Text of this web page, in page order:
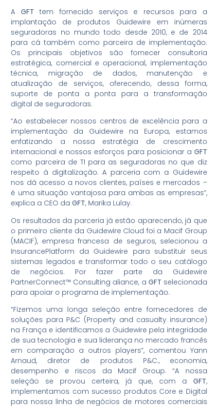
A GFT tem fornecido serviços e recursos para a
implantação de produtos Guidewire em inúmeras
seguradoras no mundo todo desde 2010, e de 2014
para cá também como parceira de implementação.
Os principais objetivos são fornecer consultoria
estratégica, comercial e operacional, implementação
técnica, migração de dados, manutenção e
atualização de serviços, oferecendo, dessa forma,
suporte de ponta a ponta para a transformação
digital de seguradoras.
“Ao estabelecer nossos centros de excelência para a
implementação da Guidewire na Europa, estamos
enfatizando a nossa estratégia de crescimento
internacional e nossos esforços para posicionar a GFT
como parceira de TI para as seguradoras no que diz
respeito à digitalização. A parceria com a Guidewire
nos dá acesso a novos clientes, países e mercados –
é uma situação vantajosa para ambas as empresas”,
explica a CEO daGFT, Marika Lulay.
Os resultados da parceria já estão aparecendo, já que
o primeiro cliente da Guidewire Cloud foi a Macif Group
(MACIF), empresa francesa de seguros, selecionou a
InsurancePlatform da Guidewire para substituir seus
sistemas legados e transformar todo o seu catálogo
de negócios. Por fazer parte da Guidewire
PartnerConnect™ Consulting aliance, a GFT selecionada
para apoiar o programa de implementação.
“Fizemos uma longa seleção entre fornecedores de
soluções para P&C (Property and casualty insurance)
na França e identificamos a Guidewire pela integridade
de sua tecnologia e sua liderança no mercado francês
em comparação a outros players”, comentou Yann
Arnaud, diretor de produtos P&C., economia,
desempenho e riscos da Macif Group. “A nossa
seleção se provou certeira, já que, com a GFT,
implementamos com sucesso produtos Core e Digital
para nossa linha de negócios de motores comerciais